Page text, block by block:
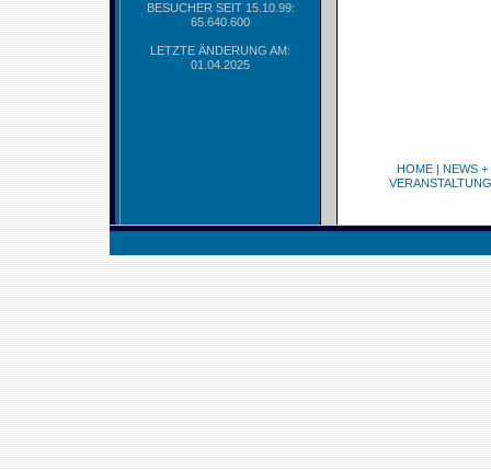
BESUCHER SEIT 15.10.99:
65.640.600
LETZTE ÄNDERUNG AM:
01.04.2025
HOME | NEWS +